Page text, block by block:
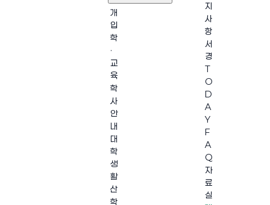
개
입
학
·
교
육
학
사
안
내
대
학
생
활
산
학
지
사
항
서
경
T
O
D
A
Y
F
A
Q
자
료
실